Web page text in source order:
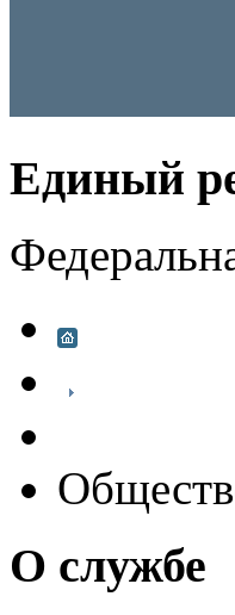
Единый
О службе